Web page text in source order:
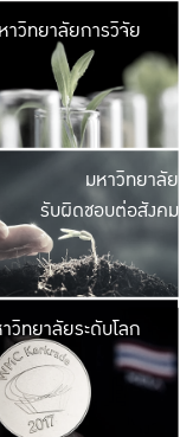
มหาวิ
มีพื้นที่เขียวสดใส
เป็นป่าในเมือง เกษต
าวิทยาลัยการวิจัย
มหาวิ
ค
เปิดประ
และพบเรื่องราวใ
มหาวิทยาลัย
รับผิดชอบต่อสังคม
มหาวิ
เปลี่ยนแปลง แล
เพื่อทำง
ระบบสารสนเทศ
วิทยาลัยระดับโลก